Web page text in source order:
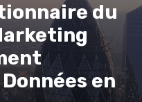
du
en